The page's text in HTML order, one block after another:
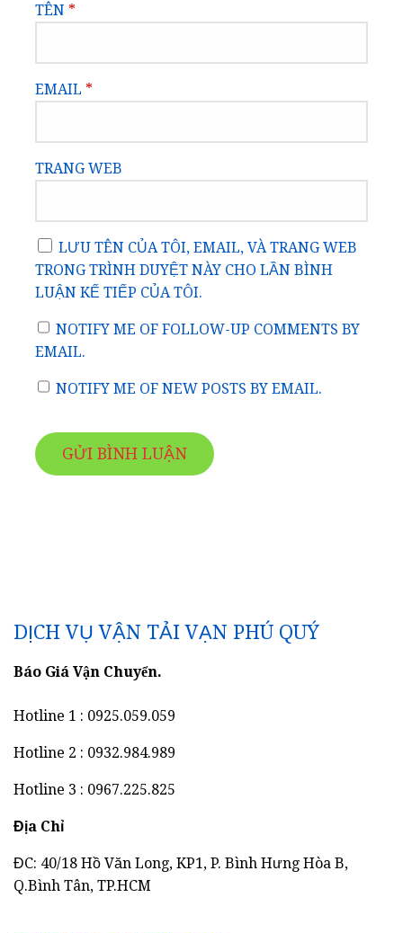
TÊN *
EMAIL *
TRANG WEB
LƯU TÊN CỦA TÔI, EMAIL, VÀ TRANG WEB
TRONG TRÌNH DUYỆT NÀY CHO LẦN BÌNH
LUẬN KẾ TIẾP CỦA TÔI.
NOTIFY ME OF FOLLOW-UP COMMENTS BY
EMAIL.
NOTIFY ME OF NEW POSTS BY EMAIL.
DỊCH VỤ VẬN TẢI VẠN PHÚ QUÝ
Báo Giá Vận Chuyển.
Hotline 1 : 0925.059.059
Hotline 2 : 0932.984.989
Hotline 3 : 0967.225.825
Địa Chỉ
ĐC: 40/18 Hồ Văn Long, KP1, P. Bình Hưng Hòa B,
Q.Bình Tân, TP.HCM